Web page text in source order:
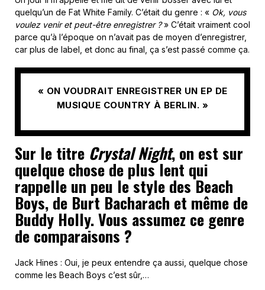
quelqu’un de Fat White Family. C’était du genre : « Ok, vous
voulez venir et peut-être enregistrer ?» C’était vraiment cool
parce qu’à l’époque on n’avait pas de moyen d’enregistrer,
car plus de label, et donc au final, ça s’est passé comme ça.
« ON VOUDRAIT ENREGISTRER UN EP DE
MUSIQUE COUNTRY À BERLIN. »
Sur le titre Crystal Night, on est sur
quelque chose de plus lent qui
rappelle un peu le style des Beach
Boys, de Burt Bacharach et même de
Buddy Holly. Vous assumez ce genre
de comparaisons ?
Jack Hines : Oui, je peux entendre ça aussi, quelque chose
comme les Beach Boys c’est sûr,…